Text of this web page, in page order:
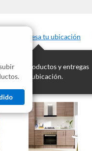
Ingresa tu ubicación
los productos y entregas
para tu ubicación.